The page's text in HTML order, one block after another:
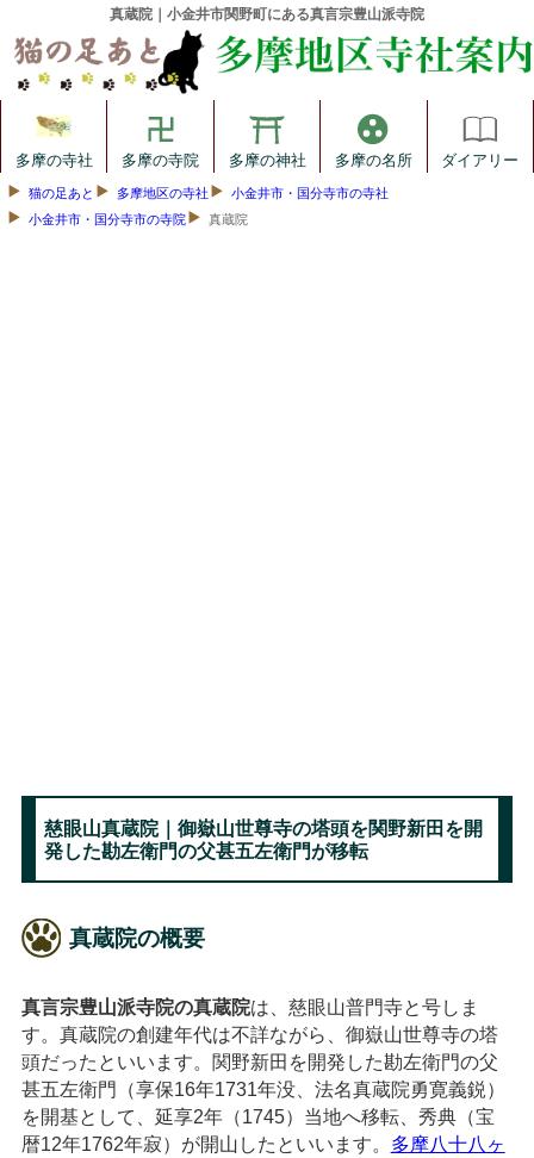
真蔵院｜小金井市関野町にある真言宗豊山派寺院
多摩の寺社 多摩の寺院 多摩の神社 多摩の名所 ダイアリー
猫の足あと 多摩地区の寺社
小金井市・国分寺市の寺社
小金井市・国分寺市の寺院
真蔵院
慈眼山真蔵院｜御嶽山世尊寺の塔頭を関野新田を開
発した勘左衛門の父甚五左衛門が移転
真蔵院の概要
真言宗豊山派寺院の真蔵院は、慈眼山普門寺と号しま
す。真蔵院の創建年代は不詳ながら、御嶽山世尊寺の塔
頭だったといいます。関野新田を開発した勘左衛門の父
甚五左衛門（享保16年1731年没、法名真蔵院勇寛義鋭）
を開基として、延享2年（1745）当地へ移転、秀典（宝
暦12年1762年寂）が開山したといいます。 多摩八十八ヶ